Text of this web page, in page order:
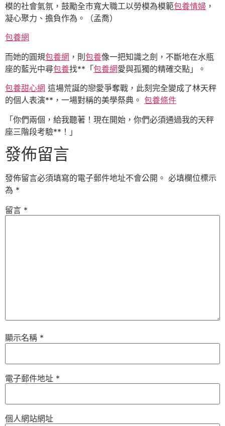
模的社會氣氛，鼓勵全市寬大職工以勞模為模範包養情婦 ，
凝心聚力、擔負作為。（孟喬）
包養網
而她的圓規包養網 ，則包養像一把知識之劍，不斷地在水瓶
座的藍光中尋包養找**「包養網愛與孤獨的精確交點」。
包養甜心網 這場荒誕的戀愛爭奪戰，此刻完全變成了林天秤
的個人表演**，一場對稱的美學祭典。 包養條件
「你們兩個，給我聽著！現在開始，你們必須通過我的天秤
座三階段考驗**！」
發佈留言
發佈留言必須填寫的電子郵件地址不會公開。 必填欄位標示
為 *
留言 *
顯示名稱 *
電子郵件地址 *
個人網站網址